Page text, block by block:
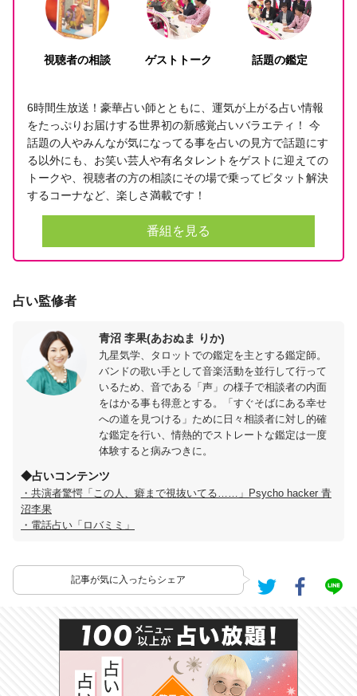
視聴者の相談 ゲストトーク 話題の鑑定
6時間生放送！豪華占い師とともに、運気が上がる占い情報
をたっぷりお届けする世界初の新感覚占いバラエティ！ 今
話題の人やみんなが気になってる事を占いの見方で話題にす
る以外にも、お笑い芸人や有名タレントをゲストに迎えての
トークや、視聴者の方の相談にその場で乗ってピタット解決
するコーナなど、楽しさ満載です！
番組を見る
占い監修者
青沼 李果(あおぬま りか)
九星気学、タロットでの鑑定を主とする鑑定師。
バンドの歌い手として音楽活動を並行して行って
いるため、音である「声」の様子で相談者の内面
をはかる事も得意とする。「すぐそばにある幸せ
への道を見つける」ために日々相談者に対し的確
な鑑定を行い、情熱的でストレートな鑑定は一度
体験すると病みつきに。
◆占いコンテンツ
・共演者驚愕「この人、癖まで視抜いてる……」Psycho hacker 青
沼李果
・電話占い「ロバミミ」
記事が気に入ったらシェア